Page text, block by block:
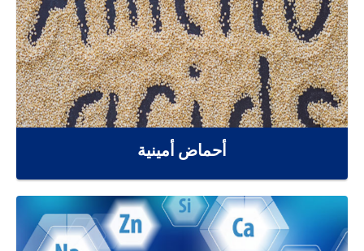
أحماض أمينية